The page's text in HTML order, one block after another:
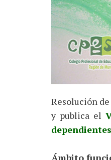
Resolución
y publica el
Ámbito